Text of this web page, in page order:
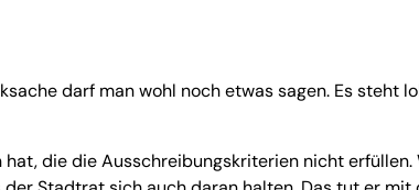
darf man wohl noch etwas sagen. Es steht
die die Ausschreibungskriterien nicht erfüllen.